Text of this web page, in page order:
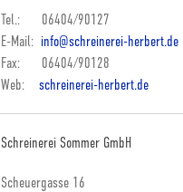
Tel.: 06404/90127
E-Mail: info@schreinerei-herbert.de
Fax: 06404/90128
Web: schreinerei-herbert.de
Schreinerei Sommer GmbH
Scheuergasse 16